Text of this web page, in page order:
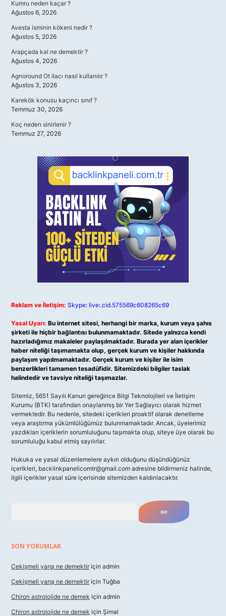
Kumru neden kaçar ?
Ağustos 6, 2026
Avesta isminin kökeni nedir ?
Ağustos 5, 2026
Arapçada kal ne demektir ?
Ağustos 4, 2026
Agnoround Ot ilacı nasıl kullanılır ?
Ağustos 3, 2026
Karekök konusu kaçıncı sınıf ?
Temmuz 30, 2026
Koç neden sinirlenir ?
Temmuz 27, 2026
Reklam ve İletişim: Skype: live:.cid.575569c608265c69
Yasal Uyarı: Bu internet sitesi, herhangi bir marka, kurum veya şahıs
şirketi ile hiçbir bağlantısı bulunmamaktadır. Sitede yalnızca kendi
hazırladığımız makaleler paylaşılmaktadır. Burada yer alan içerikler
haber niteliği taşımamakta olup, gerçek kurum ve kişiler hakkında
paylaşım yapılmamaktadır. Gerçek kurum ve kişiler ile isim
benzerlikleri tamamen tesadüfidir. Sitemizdeki bilgiler taslak
halindedir ve tavsiye niteliği taşımazlar.
Sitemiz, 5651 Sayılı Kanun gereğince Bilgi Teknolojileri ve İletişim
Kurumu (BTK) tarafından onaylanmış bir Yer Sağlayıcı olarak hizmet
vermektedir. Bu nedenle, sitedeki içerikleri proaktif olarak denetleme
veya araştırma yükümlülüğümüz bulunmamaktadır. Ancak, üyelerimiz
yazdıkları içeriklerin sorumluluğunu taşımakta olup, siteye üye olarak bu
sorumluluğu kabul etmiş sayılırlar.
Hukuka ve yasal düzenlemelere aykırı olduğunu düşündüğünüz
içerikleri, backlinkpanelicomtr@gmail.com adresine bildirmeniz halinde,
ilgili içerikler yasal süre içerisinde sitemizden kaldırılacaktır.
SON YORUMLAR
Çekişmeli yargı ne demektir için admin
Çekişmeli yargı ne demektir için Tuğba
Chiron astrolojide ne demek için admin
Chiron astrolojide ne demek için Şimal